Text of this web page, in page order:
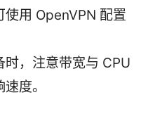
用 OpenVPN 配置
，注意带宽与 CPU
度。